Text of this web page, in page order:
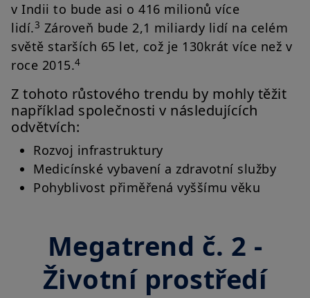
v Indii to bude asi o 416 milionů více
lidí.3 Zároveň bude 2,1 miliardy lidí na celém
světě starších 65 let, což je 130krát více než v
roce 2015.4
Z tohoto růstového trendu by mohly těžit
například společnosti v následujících
odvětvích:
Rozvoj infrastruktury
Medicínské vybavení a zdravotní služby
Pohyblivost přiměřená vyššímu věku
Megatrend č. 2 -
Životní prostředí